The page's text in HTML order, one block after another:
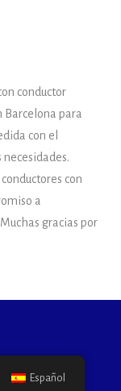
conductor
Barcelona para
con el
con
a
Muchas gracias por
Español